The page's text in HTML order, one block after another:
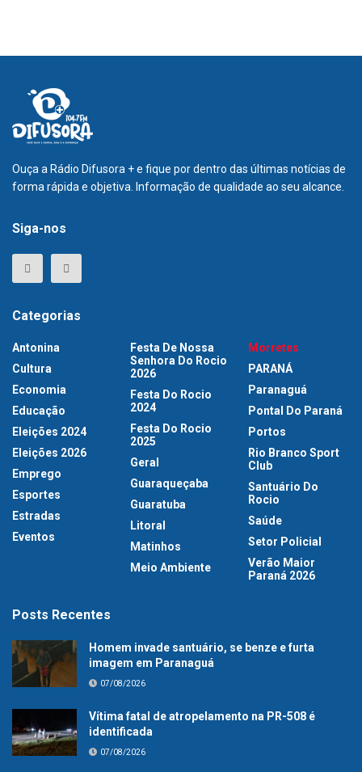
Ouça a Rádio Difusora + e fique por dentro das últimas notícias de
forma rápida e objetiva. Informação de qualidade ao seu alcance.
Siga-nos
Categorias
Antonina
Cultura
Economia
Educação
Eleições 2024
Eleições 2026
Emprego
Esportes
Estradas
Eventos
Festa De Nossa
Senhora Do Rocio
2026
Festa Do Rocio
2024
Festa Do Rocio
2025
Geral
Guaraqueçaba
Guaratuba
Litoral
Matinhos
Meio Ambiente
Morretes
PARANÁ
Paranaguá
Pontal Do Paraná
Portos
Rio Branco Sport
Club
Santuário Do
Rocio
Saúde
Setor Policial
Verão Maior
Paraná 2026
Posts Recentes
Homem invade santuário, se benze e furta
imagem em Paranaguá
07/08/2026
Vítima fatal de atropelamento na PR-508 é
identificada
07/08/2026